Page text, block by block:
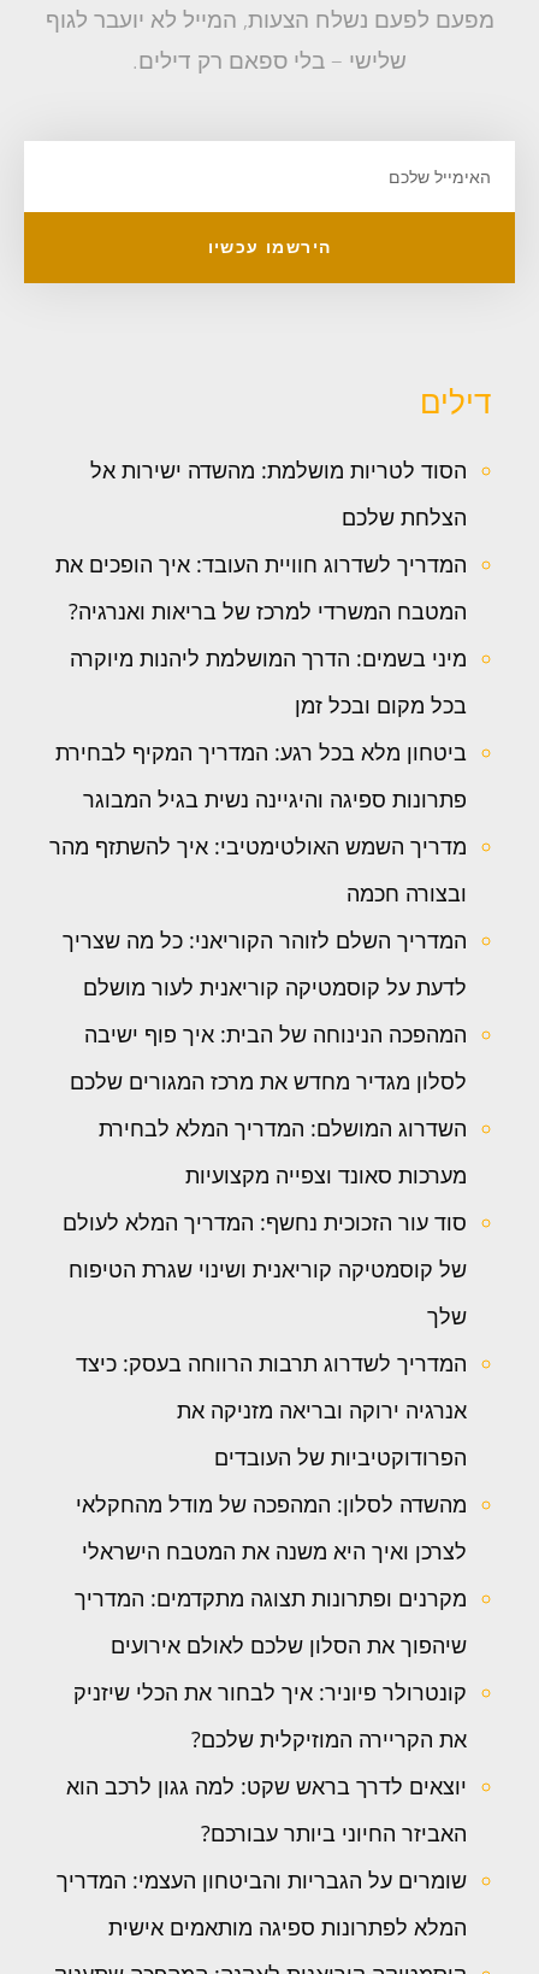
מפעם לפעם נשלח הצעות, המייל לא יועבר לגוף
שלישי – בלי ספאם רק דילים.
הירשמו עכשיו
דילים
הסוד לטריות מושלמת: מהשדה ישירות אל
הצלחת שלכם
המדריך לשדרוג חוויית העובד: איך הופכים את
המטבח המשרדי למרכז של בריאות ואנרגיה?
מיני בשמים: הדרך המושלמת ליהנות מיוקרה
בכל מקום ובכל זמן
ביטחון מלא בכל רגע: המדריך המקיף לבחירת
פתרונות ספיגה והיגיינה נשית בגיל המבוגר
מדריך השמש האולטימטיבי: איך להשתזף מהר
ובצורה חכמה
המדריך השלם לזוהר הקוריאני: כל מה שצריך
לדעת על קוסמטיקה קוריאנית לעור מושלם
המהפכה הנינוחה של הבית: איך פוף ישיבה
לסלון מגדיר מחדש את מרכז המגורים שלכם
השדרוג המושלם: המדריך המלא לבחירת
מערכות סאונד וצפייה מקצועיות
סוד עור הזכוכית נחשף: המדריך המלא לעולם
של קוסמטיקה קוריאנית ושינוי שגרת הטיפוח
שלך
המדריך לשדרוג תרבות הרווחה בעסק: כיצד
אנרגיה ירוקה ובריאה מזניקה את
הפרודוקטיביות של העובדים
מהשדה לסלון: המהפכה של מודל מהחקלאי
לצרכן ואיך היא משנה את המטבח הישראלי
מקרנים ופתרונות תצוגה מתקדמים: המדריך
שיהפוך את הסלון שלכם לאולם אירועים
קונטרולר פיוניר: איך לבחור את הכלי שיזניק
את הקריירה המוזיקלית שלכם?
יוצאים לדרך בראש שקט: למה גגון לרכב הוא
האביזר החיוני ביותר עבורכם?
שומרים על הגבריות והביטחון העצמי: המדריך
המלא לפתרונות ספיגה מותאמים אישית